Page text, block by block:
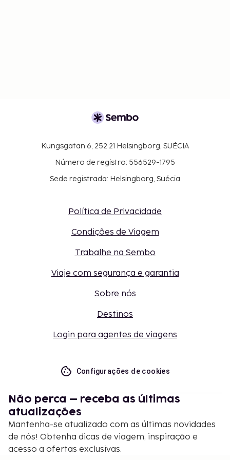
Kungsgatan 6, 252 21 Helsingborg, SUÉCIA
Número de registro: 556529-1795
Sede registrada: Helsingborg, Suécia
Política de Privacidade
Condições de Viagem
Trabalhe na Sembo
Viaje com segurança e garantia
Sobre nós
Destinos
Login para agentes de viagens
Configurações de cookies
Não perca – receba as últimas
atualizações
Mantenha-se atualizado com as últimas novidades
de nós! Obtenha dicas de viagem, inspiração e
acesso a ofertas exclusivas.